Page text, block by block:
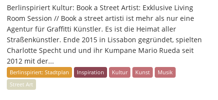
Berlinspiriert Kultur: Book a Street Artist: Exklusive Living
Room Session // Book a street artisti ist mehr als nur eine
Agentur für Graffitti Künstler. Es ist die Heimat aller
Straßenkünstler. Ende 2015 in Lissabon gegründet, spielten
Charlotte Specht und und ihr Kumpane Mario Rueda seit
2012 mit der...
Berlinspiriert: Stadtplan Inspiration Kultur Kunst
Musik
Street Art